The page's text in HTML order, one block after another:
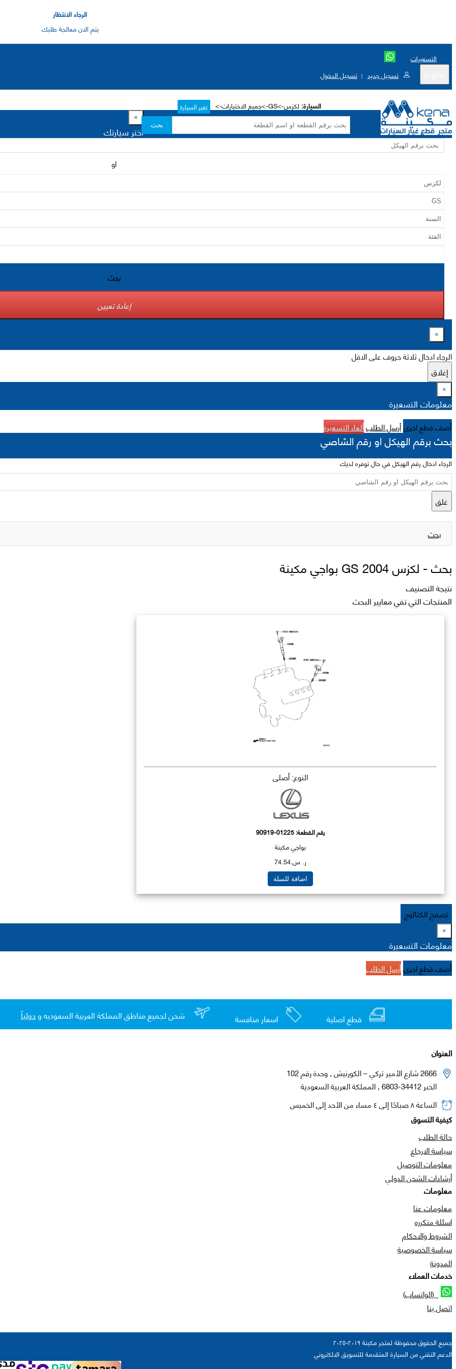
الرجاء الانتظار
يتم الان معالجة طلبك
التسعيرات
تسجيل جديد | تسجيل الدخول
السيارة: لكزس->GS->جميع الاختيارات-> تغير السيارة
بحث
×
اختر سيارتك
او
بحث
إعادة تعيين
×
الرجاء ادخال ثلاثة حروف على الاقل
إغلاق
×
معلومات التسعيرة
أضف قطع اخرىأرسل الطلبألغاء التسعيرة
بحث برقم الهيكل او رقم الشاصي
الرجاء ادخال رقم الهيكل في حال توفره لديك
غلق
بحث
بحث - لكزس 2004 GS بواجي مكينة
نتيجة التصنيف
المنتجات التي تفي معايير البحث
النوع: أصلي
رقم القطعة:90919-01225
بواجي مكينة
ر. س.74.54
اضافة للسلة
تصفح الكتالوج
×
معلومات التسعيرة
أضف قطع اخرىأرسل الطلب
قطع اصلية اسعار منافسة شحن لجميع مناطق المملكة العربية السعوديه ودولياً
العنوان
2666 شارع الأمير تركي – الكورنيش , وحدة رقم 102
الخبر 34412-6803 , المملكة العربية السعودية
الساعة ٨ صباحًا إلى ٤ مساء من الأحد إلى الخميس
كيفية التسوق
حالة الطلب
سياسة الارجاع
معلومات التوصيل
أرشادات الشحن الدولي
معلومات
معلومات عنا
اسئلة متكرره
الشروط والاحكام
سياسة الخصوصية
المدونة
خدمات العملاء
(الواتساب)
اتصل بنا
جميع الحقوق محفوظة لمتجر مكينة ٢٠١٩-٢٠٢٥
الدعم التقني من السيارة المتقدمة للتسويق الالكتروني